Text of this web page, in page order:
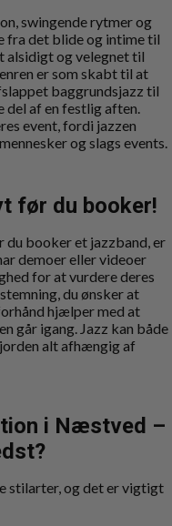
swingende rytmer og
fra det blide og intime til
alsidigt og velegnet til
er som skabt til at
baggrundsjazz til
del af en festlig aften.
event, fordi jazzen
og slags events.
før du booker!
du booker et jazzband, er
demoer eller videoer
for at vurdere deres
du ønsker at
hjælper med at
går igang. Jazz kan både
alt afhængig af
i Næstved –
stilarter, og det er vigtigt